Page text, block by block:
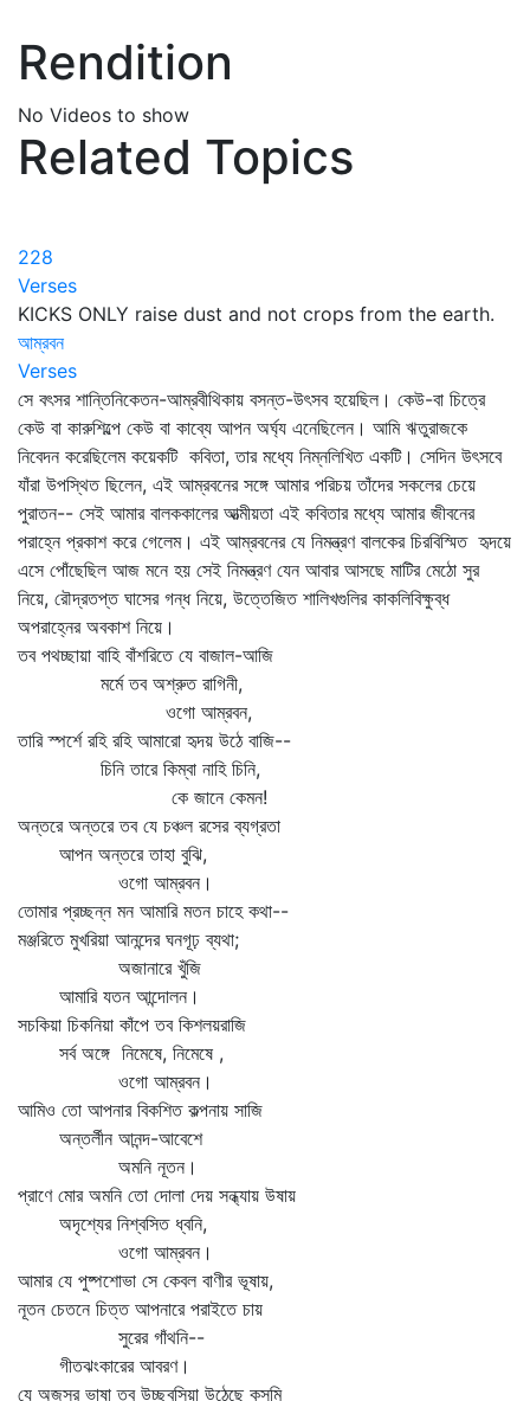
Rendition
No Videos to show
Related Topics
228
Verses
KICKS ONLY raise dust and not crops from the earth.
আম্রবন
Verses
সে বৎসর শান্তিনিকেতন-আম্রবীথিকায় বসন্ত-উৎসব হয়েছিল। কেউ-বা চিত্রে
কেউ বা কারুশিল্পে কেউ বা কাব্যে আপন অর্ঘ্য এনেছিলেন। আমি ঋতুরাজকে
নিবেদন করেছিলেম কয়েকটি কবিতা, তার মধ্যে নিম্নলিখিত একটি। সেদিন উৎসবে
যাঁরা উপস্থিত ছিলেন, এই আম্রবনের সঙ্গে আমার পরিচয় তাঁদের সকলের চেয়ে
পুরাতন-- সেই আমার বালককালের আত্মীয়তা এই কবিতার মধ্যে আমার জীবনের
পরাহ্নে প্রকাশ করে গেলেম। এই আম্রবনের যে নিমন্ত্রণ বালকের চিরবিস্মিত হৃদয়ে
এসে পোঁছেছিল আজ মনে হয় সেই নিমন্ত্রণ যেন আবার আসছে মাটির মেঠো সুর
নিয়ে, রৌদ্রতপ্ত ঘাসের গন্ধ নিয়ে, উত্তেজিত শালিখগুলির কাকলিবিক্ষুব্ধ
অপরাহ্নের অবকাশ নিয়ে।
তব পথচ্ছায়া বাহি বাঁশরিতে যে বাজাল-আজি
মর্মে তব অশ্রুত রাগিনী,
ওগো আম্রবন,
তারি স্পর্শে রহি রহি আমারো হৃদয় উঠে বাজি--
চিনি তারে কিম্বা নাহি চিনি,
কে জানে কেমন!
অন্তরে অন্তরে তব যে চঞ্চল রসের ব্যগ্রতা
আপন অন্তরে তাহা বুঝি,
ওগো আম্রবন।
তোমার প্রচ্ছন্ন মন আমারি মতন চাহে কথা--
মঞ্জরিতে মুখরিয়া আনন্দের ঘনগূঢ় ব্যথা;
অজানারে খুঁজি
আমারি যতন আন্দোলন।
সচকিয়া চিকনিয়া কাঁপে তব কিশলয়রাজি
সর্ব অঙ্গে নিমেষে, নিমেষে ,
ওগো আম্রবন।
আমিও তো আপনার বিকশিত কল্পনায় সাজি
অন্তর্লীন আনন্দ-আবেশে
অমনি নূতন।
প্রাণে মোর অমনি তো দোলা দেয় সন্ধ্যায় উষায়
অদৃশ্যের নিশ্বসিত ধ্বনি,
ওগো আম্রবন।
আমার যে পুষ্পশোভা সে কেবল বাণীর ভূষায়,
নূতন চেতনে চিত্ত আপনারে পরাইতে চায়
সুরের গাঁথনি--
গীতঝংকারের আবরণ।
যে অজস্র ভাষা তব উচ্ছ্বসিয়া উঠেছে কুসুমি